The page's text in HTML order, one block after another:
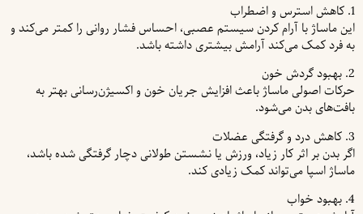
1. کاهش استرس و اضطراب
این ماساژ با آرام کردن سیستم عصبی، احساس فشار روانی را کمتر می‌کند و
به فرد کمک می‌کند آرامش بیشتری داشته باشد.
2. بهبود گردش خون
حرکات اصولی ماساژ باعث افزایش جریان خون و اکسیژن‌رسانی بهتر به
بافت‌های بدن می‌شود.
3. کاهش درد و گرفتگی عضلات
اگر بدن بر اثر کار زیاد، ورزش یا نشستن طولانی دچار گرفتگی شده باشد،
ماساژ اسپا می‌تواند کمک زیادی کند.
4. بهبود خواب